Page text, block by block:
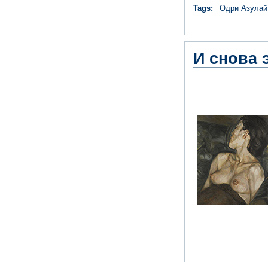
Tags: Одри Азулай
И снова